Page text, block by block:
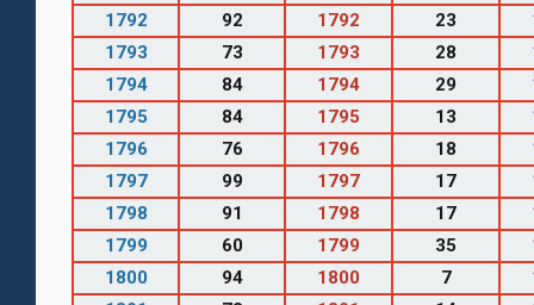
1792
92 1792 23
1793
73 1793 28
1794
84 1794 29
1795
84 1795 13
1796
76 1796 18
1797
99 1797 17
1798
91 1798 17
1799
60 1799 35
1800
94 1800 7